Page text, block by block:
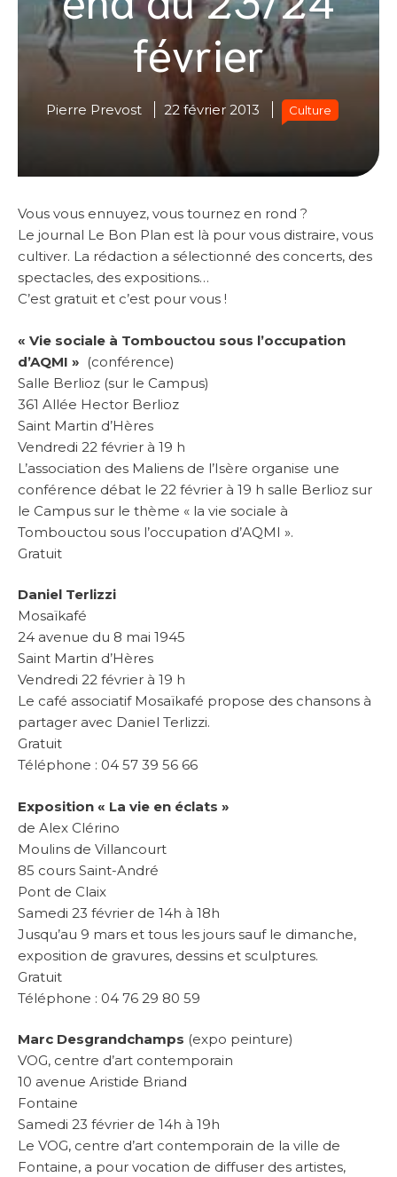
février
Pierre Prevost 22 février 2013 Culture
Vous vous ennuyez, vous tournez en rond ?
Le journal Le Bon Plan est là pour vous distraire, vous
cultiver. La rédaction a sélectionné des concerts, des
spectacles, des expositions…
C’est gratuit et c’est pour vous !
« Vie sociale à Tombouctou sous l’occupation
d’AQMI » (conférence)
Salle Berlioz (sur le Campus)
361 Allée Hector Berlioz
Saint Martin d’Hères
Vendredi 22 février à 19 h
L’association des Maliens de l’Isère organise une
conférence débat le 22 février à 19 h salle Berlioz sur
le Campus sur le thème « la vie sociale à
Tombouctou sous l’occupation d’AQMI ».
Gratuit
Daniel Terlizzi
Mosaïkafé
24 avenue du 8 mai 1945
Saint Martin d’Hères
Vendredi 22 février à 19 h
Le café associatif Mosaïkafé propose des chansons à
partager avec Daniel Terlizzi.
Gratuit
Téléphone : 04 57 39 56 66
Exposition « La vie en éclats »
de Alex Clérino
Moulins de Villancourt
85 cours Saint-André
Pont de Claix
Samedi 23 février de 14h à 18h
Jusqu’au 9 mars et tous les jours sauf le dimanche,
exposition de gravures, dessins et sculptures.
Gratuit
Téléphone : 04 76 29 80 59
Marc Desgrandchamps (expo peinture)
VOG, centre d’art contemporain
10 avenue Aristide Briand
Fontaine
Samedi 23 février de 14h à 19h
Le VOG, centre d’art contemporain de la ville de
Fontaine, a pour vocation de diffuser des artistes,